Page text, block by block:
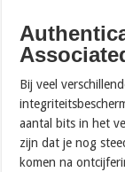
Bij veel
aantal bits in het
zijn dat je nog
komen na